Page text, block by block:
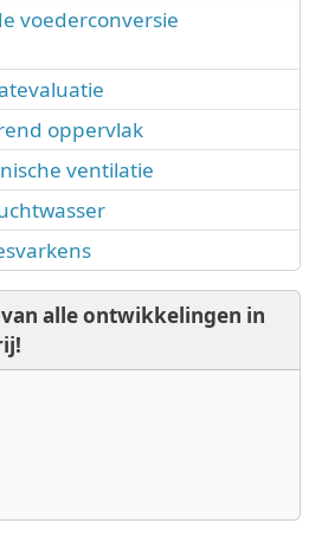
voederconversie
oppervlak
ventilatie
alle ontwikkelingen in